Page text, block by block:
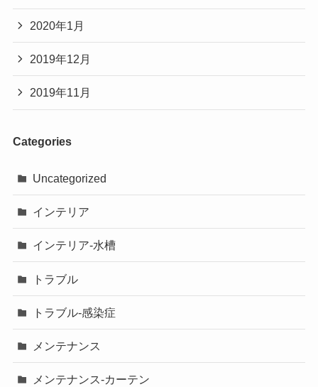
2020年1月
2019年12月
2019年11月
Categories
Uncategorized
インテリア
インテリア-水槽
トラブル
トラブル-感染症
メンテナンス
メンテナンス-カーテン